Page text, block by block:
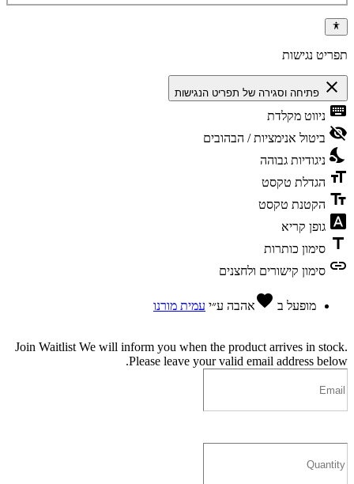
תפריט נגישות
close פתיחה וסגירה של תפריט הנגישות
keyboard ניווט מקלדת
visibility_off ביטול אנימציות / הבהובים
nights_stay ניגודיות גבוהה
format_size הגדלת טקסט
text_fields הקטנת טקסט
font_download גופן קריא
title סימון כותרות
link סימון קישורים ולחצנים
מופעל ב favoriteאהבה ע״י עמית מורנו
Join Waitlist We will inform you when the product arrives in stock.
Please leave your valid email address below.